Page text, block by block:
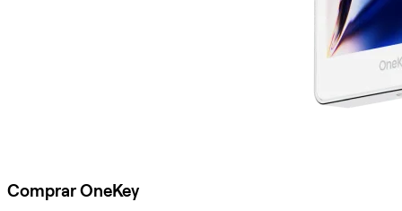
Comprar OneKey